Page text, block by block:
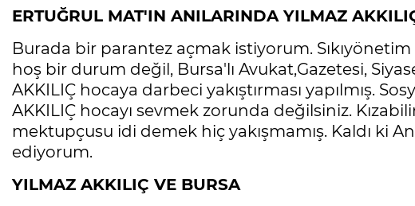
ERTUĞRUL MAT'IN ANILARINDA YILMAZ
Burada bir parantez açmak istiyorum.
hoş bir durum değil, Bursa'lı Avukat,Gazetesi,
AKKILIÇ hocaya darbeci yakıştırması yapılmış.
AKKILIÇ hocayı sevmek zorunda değilsiniz.
mektupçusu idi demek hiç yakışmamış. Kaldı ki
ediyorum.
YILMAZ AKKILIÇ VE BURSA